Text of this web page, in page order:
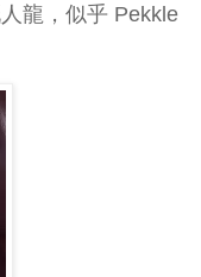
龍，似乎 Pekkle